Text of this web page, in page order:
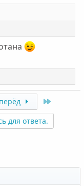
Last
для ответа.
почта